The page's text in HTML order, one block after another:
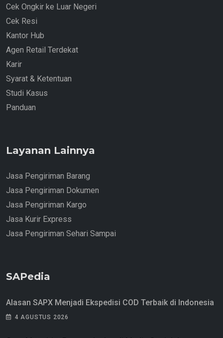
Cek Ongkir ke Luar Negeri
Cek Resi
Kantor Hub
Agen Retail Terdekat
Karir
Syarat & Ketentuan
Studi Kasus
Panduan
Layanan Lainnya
Jasa Pengiriman Barang
Jasa Pengiriman Dokumen
Jasa Pengiriman Kargo
Jasa Kurir Express
Jasa Pengiriman Sehari Sampai
SAPedia
Alasan SAPX Menjadi Ekspedisi COD Terbaik di Indonesia
4 AGUSTUS 2026